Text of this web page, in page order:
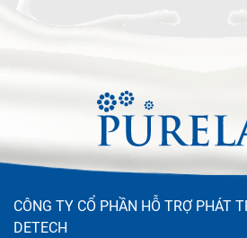
CÔNG TY CỔ PHẦN HỖ TRỢ PHÁT
DETECH